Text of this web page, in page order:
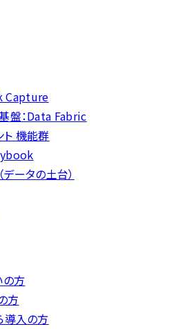
Capture
盤：Data Fabric
ト 機能群
ータの土台）
方
方
導入の方